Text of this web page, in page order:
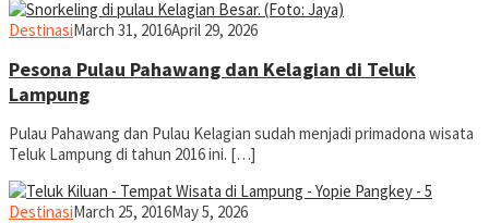
Destinasiyopiefranz
March 31, 2016April 29, 2026
Pesona Pulau Pahawang dan Kelagian di Teluk
Lampung
Pulau Pahawang dan Pulau Kelagian sudah menjadi primadona wisata
Teluk Lampung di tahun 2016 ini. […]
Destinasiyopiefranz
March 25, 2016May 5, 2026